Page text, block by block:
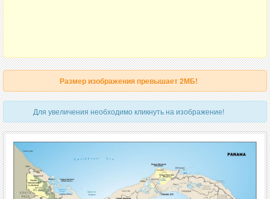
Размер изображения превышает 2МБ!
Для увеличения необходимо кликнуть на изображение!